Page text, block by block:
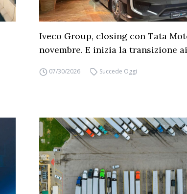
Iveco Group, closing con Tata
novembre. E inizia la transizione
07/30/2026 Succede Oggi